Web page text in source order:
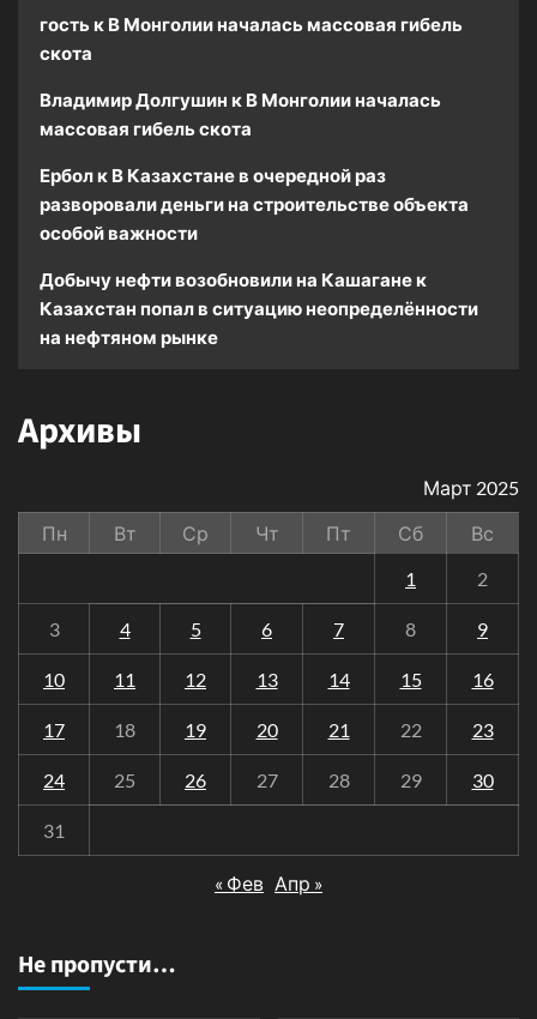
гость к В Монголии началась массовая гибель
скота
Владимир Долгушин к В Монголии началась
массовая гибель скота
Ербол к В Казахстане в очередной раз
разворовали деньги на строительстве объекта
особой важности
Добычу нефти возобновили на Кашагане к
Казахстан попал в ситуацию неопределённости
на нефтяном рынке
Архивы
Март 2025
Пн
Вт Ср Чт Пт Сб
Вс
1
2
3 4 5 6 7 8 9
10 11 12 13 14 15 16
17 18 19 20 21 22 23
24 25 26 27 28 29 30
31
« Фев Апр »
Не пропусти…